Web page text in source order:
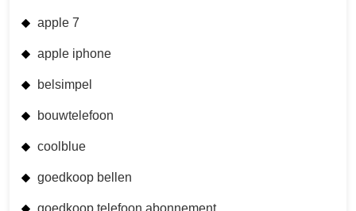
apple 7
apple iphone
belsimpel
bouwtelefoon
coolblue
goedkoop bellen
goedkoop telefoon abonnement